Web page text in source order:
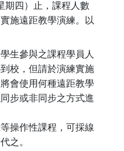
期四）止，課程人數
施遠距教學演練。以
生參與之課程學員人
校，但請於演練實施
會使用何種遠距教學
步或非同步之方式進
操作性課程，可採線
之。